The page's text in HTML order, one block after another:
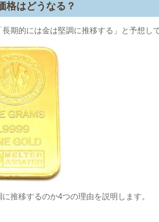
格はどうなる？
期的には金は堅調に推移する」と予想し
推移するのか4つの理由を説明します。